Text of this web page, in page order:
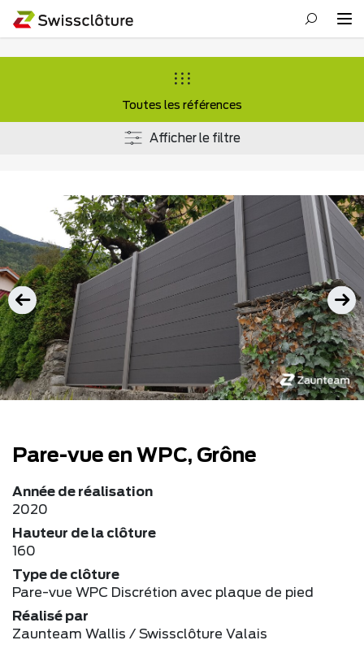
Toutes les références
Afficher le filtre
Pare-vue en WPC, Grône
Année de réalisation
2020
Hauteur de la clôture
160
Type de clôture
Pare-vue WPC Discrétion avec plaque de pied
Réalisé par
Zaunteam Wallis / Swissclôture Valais